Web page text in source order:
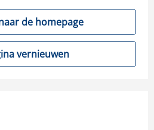
de homepage
vernieuwen